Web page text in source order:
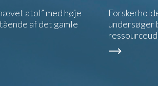
atol” med høje
af det gamle
undersøger